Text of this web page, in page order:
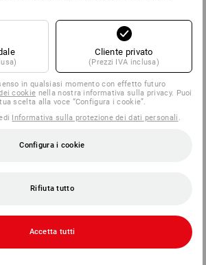
Cliente privato
(Prezzi IVA inclusa)
in qualsiasi momento con effetto futuro
cookie nella nostra informativa sulla privacy. Puoi
scelta alla voce “Configura i cookie”.
Informativa sulla protezione dei dati personali
Configura i cookie
Rifiuta tutto
Accetta tutti